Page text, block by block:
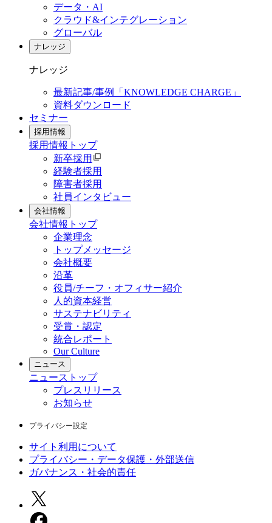
データ・AI
クラウド&インテグレーション
グローバル
ナレッジ
ナレッジ
最新記事/事例「KNOWLEDGE CHARGE」
資料ダウンロード
セミナー
採用情報
採用情報 トップ
新卒採用
経験者採用
障害者採用
社員インタビュー
会社情報
会社情報 トップ
企業理念
トップメッセージ
会社概要
沿革
役員/チーフ・オフィサー紹介
人的資本経営
サステナビリティ
受賞・認定
統合レポート
Our Culture
ニュース
ニュース トップ
プレスリリース
お知らせ
プライバシー設定
サイト利用について
プライバシー・データ保護・外部送信
ガバナンス・社会的責任